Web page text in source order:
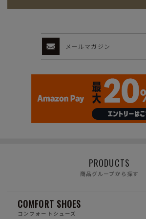
メールマガジン
PRODUCTS
商品グループから探す
COMFORT SHOES
コンフォートシューズ